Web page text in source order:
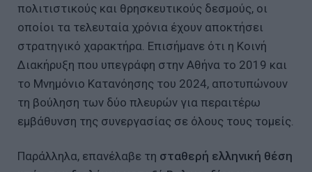
πολιτιστικούς και θρησκευτικούς δεσμούς, οι
οποίοι τα τελευταία χρόνια έχουν αποκτήσει
στρατηγικό χαρακτήρα. Επισήμανε ότι η Κοινή
Διακήρυξη που υπεγράφη στην Αθήνα το 2019 και
το Μνημόνιο Κατανόησης του 2024, αποτυπώνουν
τη βούληση των δύο πλευρών για περαιτέρω
εμβάθυνση της συνεργασίας σε όλους τους τομείς.
Παράλληλα, επανέλαβε τη σταθερή ελληνική θέση